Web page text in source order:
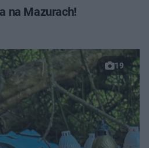
na Mazurach!
19